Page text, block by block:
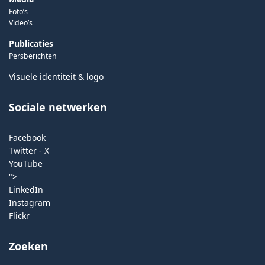
Foto’s
Video’s
Publicaties
Persberichten
Visuele identiteit & logo
Sociale netwerken
Facebook
Twitter - X
YouTube
">
LinkedIn
Instagram
Flickr
Zoeken